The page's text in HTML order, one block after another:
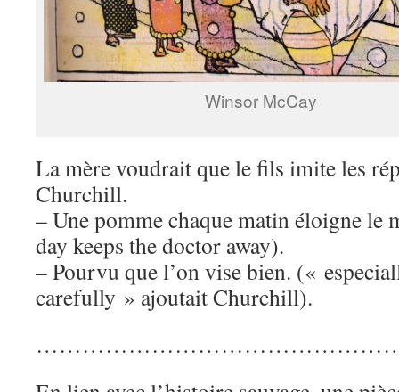
Winsor McCay
La mère voudrait que le fils imite les
Churchill.
– Une pomme chaque matin éloigne le
day keeps the doctor away).
– Pourvu que l’on vise bien. («
carefully » ajoutait Churchill).